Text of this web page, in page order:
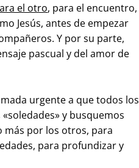
el otro, para el encuentro,
Jesús, antes de empezar
Y por su parte,
pascual y del amor de
urgente a que todos los
y busquemos
más por los otros, para
para profundizar y